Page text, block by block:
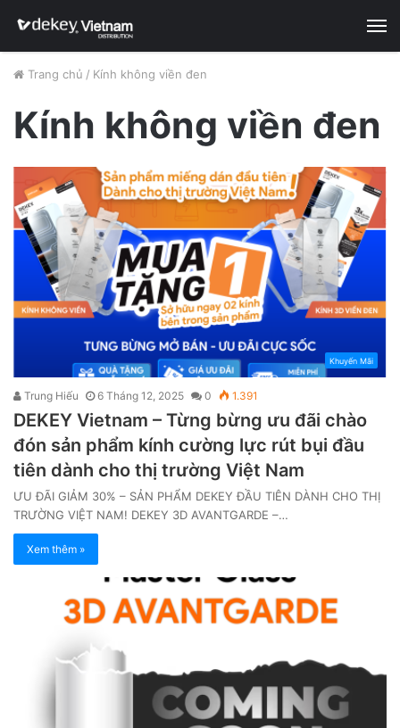
Trang chủ / Kính không viền đen
Kính không viền đen
Khuyến Mãi
Trung Hiếu 6 Tháng 12, 2025 0 1.391
DEKEY Vietnam – Từng bừng ưu đãi chào
đón sản phẩm kính cường lực rút bụi đầu
tiên dành cho thị trường Việt Nam
ƯU ĐÃI GIẢM 30% – SẢN PHẨM DEKEY ĐẦU TIÊN DÀNH CHO THỊ
TRƯỜNG VIỆT NAM! DEKEY 3D AVANTGARDE –…
Xem thêm »